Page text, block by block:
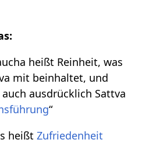
heißt Reinheit, was
mit beinhaltet, und
ausdrücklich Sattva
“
heißtZufriedenheit